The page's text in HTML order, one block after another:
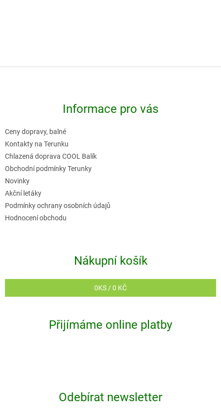
Informace pro vás
Ceny dopravy, balné
Kontakty na Terunku
Chlazená doprava COOL Balík
Obchodní podmínky Terunky
Novinky
Akční letáky
Podmínky ochrany osobních údajů
Hodnocení obchodu
Nákupní košík
0KS /0 KČ
Přijímáme online platby
Odebírat newsletter